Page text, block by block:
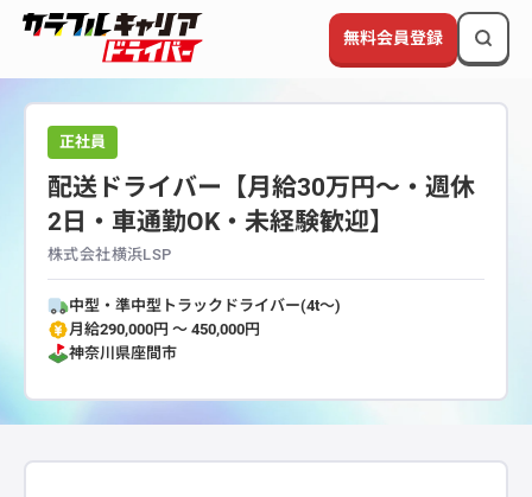
無料会員登録
正社員
配送ドライバー【月給30万円～・週休
2日・車通勤OK・未経験歓迎】
株式会社横浜LSP
中型・準中型トラックドライバー(4t～)
月給290,000円 〜 450,000円
神奈川県座間市